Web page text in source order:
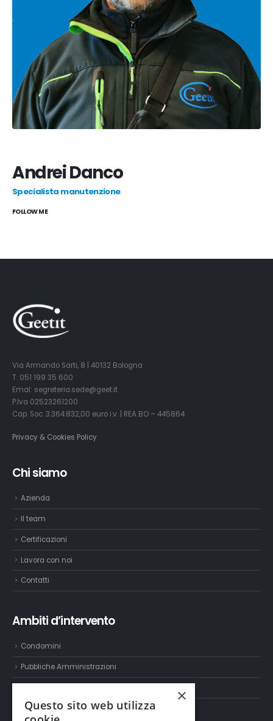
Andrei Danco
Specialista manutenzione
FOLLOW ME
Via Armando Sarti, 8 | 40132 Bologna
T. 051 199 35 600
Emal: segreteria.sede@geet.it
P.Iva 02523261200
Cap. Soc. 3.364.832,00 euro i.v. | REA BO – 445864
Privacy & Cookies Policy
Chi siamo
Azienda
Il team
Certificazioni
Lavora con noi
Contatti
Ambiti d’intervento
Condomini
Pubbliche Amministrazioni
×
Questo sito web utilizza